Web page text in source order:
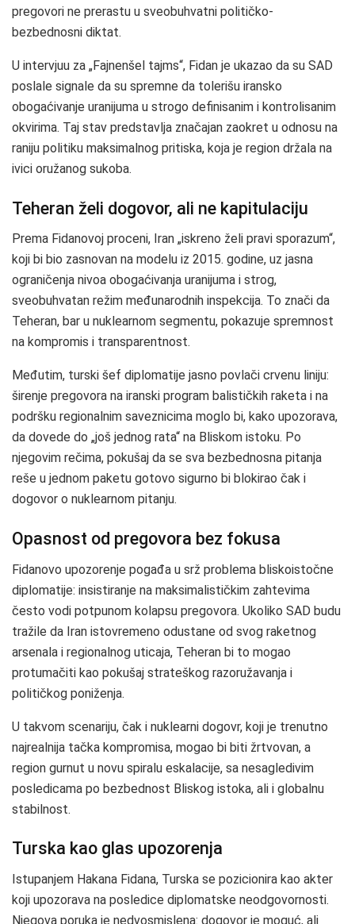
pregovori ne prerastu u sveobuhvatni političko-
bezbednosni diktat.
U intervjuu za „Fajnenšel tajms“, Fidan je ukazao da su SAD
poslale signale da su spremne da tolerišu iransko
obogaćivanje uranijuma u strogo definisanim i kontrolisanim
okvirima. Taj stav predstavlja značajan zaokret u odnosu na
raniju politiku maksimalnog pritiska, koja je region držala na
ivici oružanog sukoba.
Teheran želi dogovor, ali ne kapitulaciju
Prema Fidanovoj proceni, Iran „iskreno želi pravi sporazum“,
koji bi bio zasnovan na modelu iz 2015. godine, uz jasna
ograničenja nivoa obogaćivanja uranijuma i strog,
sveobuhvatan režim međunarodnih inspekcija. To znači da
Teheran, bar u nuklearnom segmentu, pokazuje spremnost
na kompromis i transparentnost.
Međutim, turski šef diplomatije jasno povlači crvenu liniju:
širenje pregovora na iranski program balističkih raketa i na
podršku regionalnim saveznicima moglo bi, kako upozorava,
da dovede do „još jednog rata“ na Bliskom istoku. Po
njegovim rečima, pokušaj da se sva bezbednosna pitanja
reše u jednom paketu gotovo sigurno bi blokirao čak i
dogovor o nuklearnom pitanju.
Opasnost od pregovora bez fokusa
Fidanovo upozorenje pogađa u srž problema bliskoistočne
diplomatije: insistiranje na maksimalističkim zahtevima
često vodi potpunom kolapsu pregovora. Ukoliko SAD budu
tražile da Iran istovremeno odustane od svog raketnog
arsenala i regionalnog uticaja, Teheran bi to mogao
protumačiti kao pokušaj strateškog razoružavanja i
političkog poniženja.
U takvom scenariju, čak i nuklearni dogovr, koji je trenutno
najrealnija tačka kompromisa, mogao bi biti žrtvovan, a
region gurnut u novu spiralu eskalacije, sa nesagledivim
posledicama po bezbednost Bliskog istoka, ali i globalnu
stabilnost.
Turska kao glas upozorenja
Istupanjem Hakana Fidana, Turska se pozicionira kao akter
koji upozorava na posledice diplomatske neodgovornosti.
Njegova poruka je nedvosmislena: dogovor je moguć, ali